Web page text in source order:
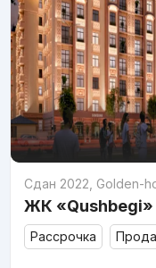
Сдан 2022 Golden-
ЖК «Qushbegi»
Рассрочка